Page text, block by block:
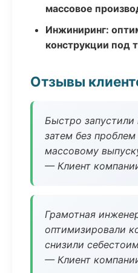
массовое
Инжиниринг:
конструкции под
Отзывы
Быстро
затем без
массовому
— Клиент
Грамотная
оптимизировали
снизили
— Клиент